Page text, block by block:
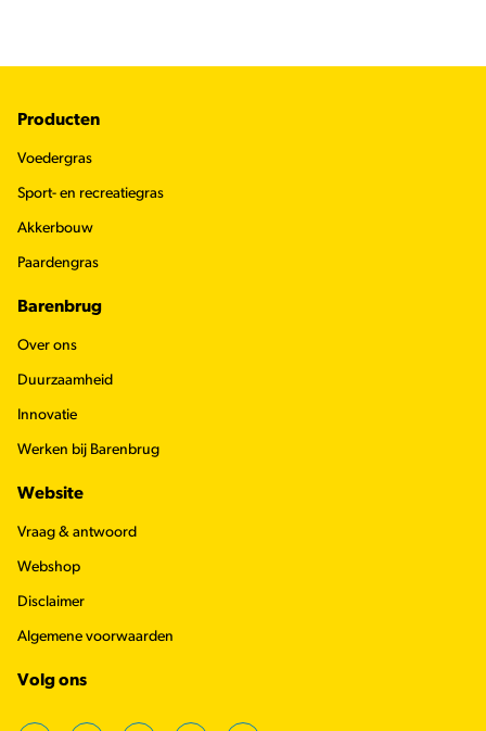
Footer
Producten
Voedergras
Sport- en recreatiegras
Akkerbouw
Paardengras
Barenbrug
Over ons
Duurzaamheid
Innovatie
Werken bij Barenbrug
Website
Vraag & antwoord
Webshop
Disclaimer
Algemene voorwaarden
Volg ons